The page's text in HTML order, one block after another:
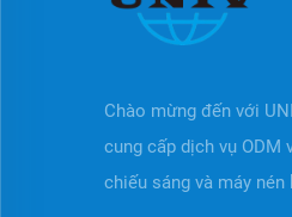
Chào mừng đến với
cung cấp dịch vụ ODM
chiếu sáng và máy nén